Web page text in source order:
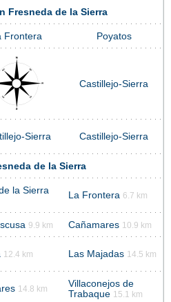
Fresneda de la Sierra
Frontera Poyatos
Castillejo-Sierra
Sierra Castillejo-Sierra
de la Sierra
la Sierra La Frontera 6.7 km
9.9 km Cañamares 10.9 km
12.4 km Las Majadas 14.5 km
14.8 km
Villaconejos de
Trabaque 15.1 km